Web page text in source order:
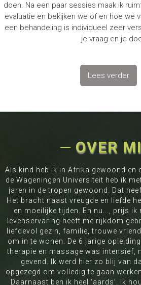
doen. Na een paar sessies maak ik
evaluatie en bekijken we of en hoe we
een behandeling is individueel zeer
je vraag en je
Lees verder
OVER
Als kind heb ik in Afrika gewoond en
de Wageningen Universiteit heb ik
jaren in de tropen gewoond. Dat
Het bracht naast vreugde en liefde
en moeilijke tijden. En nu..., prijs ik
levenservaring heeft me rijkdom
liefdevol gezin, familie, trouwe
om in te wonen. De 6 jarige
therapie en massage was intensief,
gevend. Ik werd hier zo blij van
opgezegd om volledig te gaan
Daarnaast ben ik heel ‘aards’. Ik